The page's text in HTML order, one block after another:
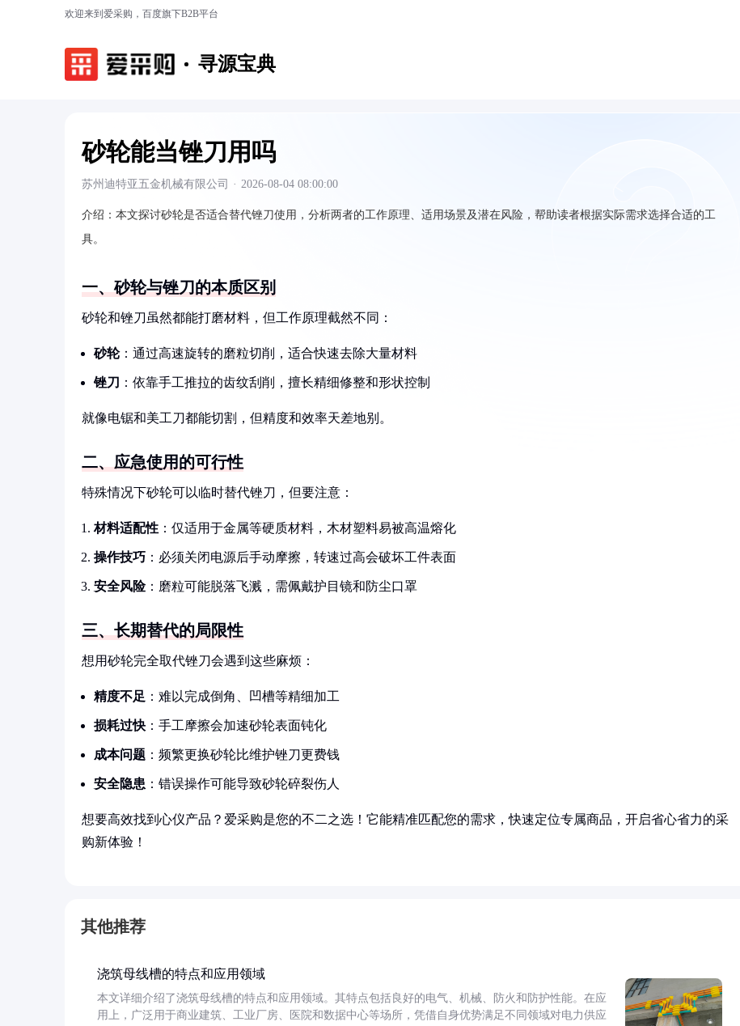
欢迎来到爱采购，百度旗下B2B平台
寻源宝典
砂轮能当锉刀用吗
苏州迪特亚五金机械有限公司 · 2026-08-04 08:00:00
介绍： 本文探讨砂轮是否适合替代锉刀使用，分析两者的工作原理、适用场景及潜在风险，帮助读者根据实际需求选择合适的工
具。
一、砂轮与锉刀的本质区别
砂轮和锉刀虽然都能打磨材料，但工作原理截然不同：
砂轮：通过高速旋转的磨粒切削，适合快速去除大量材料
锉刀 ：依靠手工推拉的齿纹刮削，擅长精细修整和形状控制
就像电锯和美工刀都能切割，但精度和效率天差地别。
二、应急使用的可行性
特殊情况下砂轮可以临时替代锉刀，但要注意：
材料适配性 ：仅适用于金属等硬质材料，木材塑料易被高温熔化
操作技巧 ：必须关闭电源后手动摩擦，转速过高会破坏工件表面
安全风险：磨粒可能脱落飞溅，需佩戴护目镜和防尘口罩
三、长期替代的局限性
想用砂轮完全取代锉刀会遇到这些麻烦：
精度不足 ：难以完成倒角、凹槽等精细加工
损耗过快 ：手工摩擦会加速砂轮表面钝化
成本问题 ：频繁更换砂轮比维护锉刀更费钱
安全隐患 ：错误操作可能导致砂轮碎裂伤人
想要高效找到心仪产品？爱采购是您的不二之选！它能精准匹配您的需求，快速定位专属商品，开启省心省力的采
购新体验！
其他推荐
浇筑母线槽的特点和应用领域
本文详细介绍了浇筑母线槽的特点和应用领域。其特点包括良好的电气、机械、防火和防护性能。在应
用上，广泛用于商业建筑、工业厂房、医院和数据中心等场所，凭借自身优势满足不同领域对电力供应